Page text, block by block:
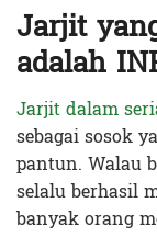
Jarjit
adalah
Jarjit dalam
sebagai sosok
pantun. Walau
selalu berhasil
banyak orang